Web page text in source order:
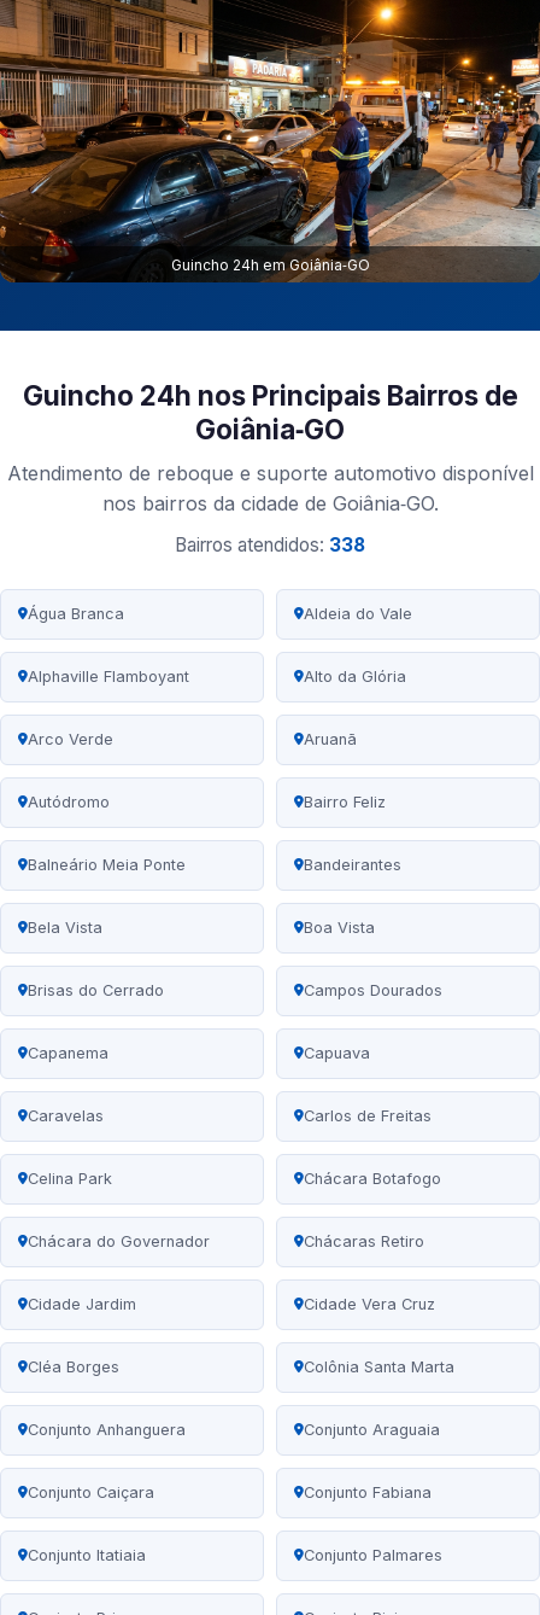
Guincho 24h em Goiânia‑GO
Guincho 24h nos Principais Bairros de
Goiânia‑GO
Atendimento de reboque e suporte automotivo disponível
nos bairros da cidade de Goiânia‑GO.
Bairros atendidos: 338
Água Branca Aldeia do Vale
Alphaville Flamboyant Alto da Glória
Arco Verde Aruanã
Autódromo Bairro Feliz
Balneário Meia Ponte Bandeirantes
Bela Vista Boa Vista
Brisas do Cerrado Campos Dourados
Capanema Capuava
Caravelas Carlos de Freitas
Celina Park Chácara Botafogo
Chácara do Governador Chácaras Retiro
Cidade Jardim Cidade Vera Cruz
Cléa Borges Colônia Santa Marta
Conjunto Anhanguera Conjunto Araguaia
Conjunto Caiçara Conjunto Fabiana
Conjunto Itatiaia Conjunto Palmares